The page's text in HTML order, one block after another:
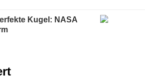
Kugel: NASA